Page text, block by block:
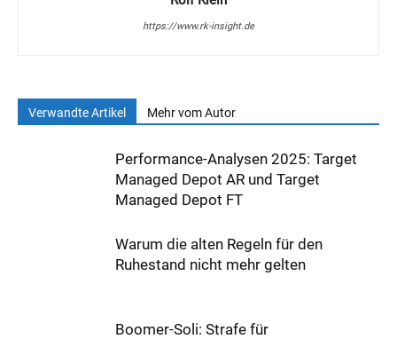
https://www.rk-insight.de
Verwandte Artikel Mehr vom Autor
Performance-Analysen 2025: Target
Managed Depot AR und Target
Managed Depot FT
Warum die alten Regeln für den
Ruhestand nicht mehr gelten
Boomer-Soli: Strafe für